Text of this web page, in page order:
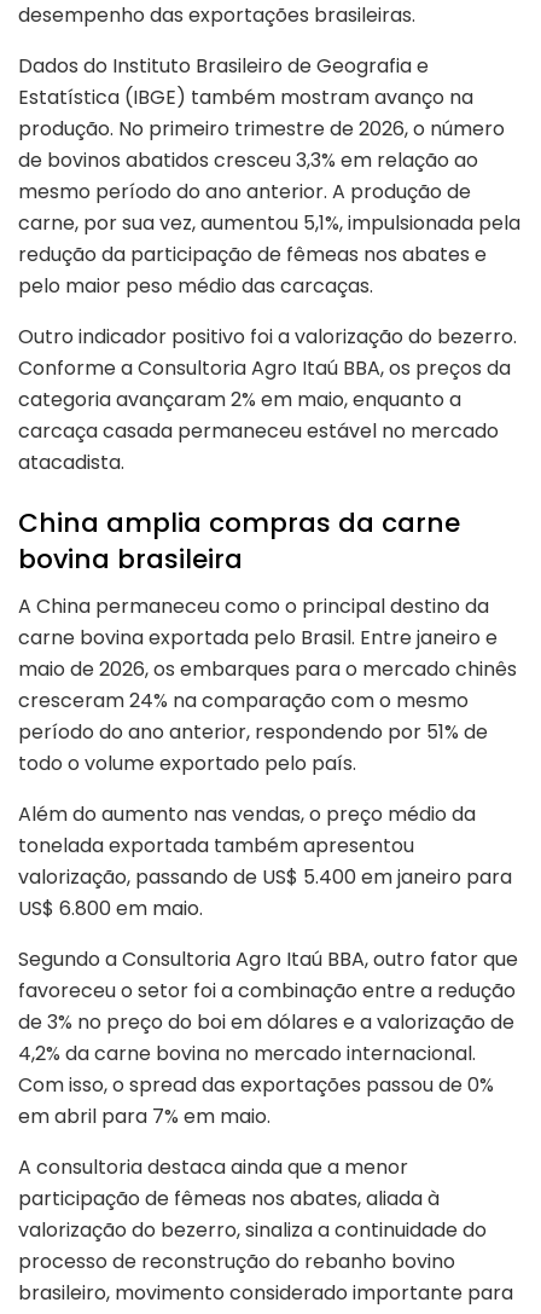
desempenho das exportações brasileiras.
Dados do Instituto Brasileiro de Geografia e
Estatística (IBGE) também mostram avanço na
produção. No primeiro trimestre de 2026, o número
de bovinos abatidos cresceu 3,3% em relação ao
mesmo período do ano anterior. A produção de
carne, por sua vez, aumentou 5,1%, impulsionada pela
redução da participação de fêmeas nos abates e
pelo maior peso médio das carcaças.
Outro indicador positivo foi a valorização do bezerro.
Conforme a Consultoria Agro Itaú BBA, os preços da
categoria avançaram 2% em maio, enquanto a
carcaça casada permaneceu estável no mercado
atacadista.
China amplia compras da carne
bovina brasileira
A China permaneceu como o principal destino da
carne bovina exportada pelo Brasil. Entre janeiro e
maio de 2026, os embarques para o mercado chinês
cresceram 24% na comparação com o mesmo
período do ano anterior, respondendo por 51% de
todo o volume exportado pelo país.
Além do aumento nas vendas, o preço médio da
tonelada exportada também apresentou
valorização, passando de US$ 5.400 em janeiro para
US$ 6.800 em maio.
Segundo a Consultoria Agro Itaú BBA, outro fator que
favoreceu o setor foi a combinação entre a redução
de 3% no preço do boi em dólares e a valorização de
4,2% da carne bovina no mercado internacional.
Com isso, o spread das exportações passou de 0%
em abril para 7% em maio.
A consultoria destaca ainda que a menor
participação de fêmeas nos abates, aliada à
valorização do bezerro, sinaliza a continuidade do
processo de reconstrução do rebanho bovino
brasileiro, movimento considerado importante para